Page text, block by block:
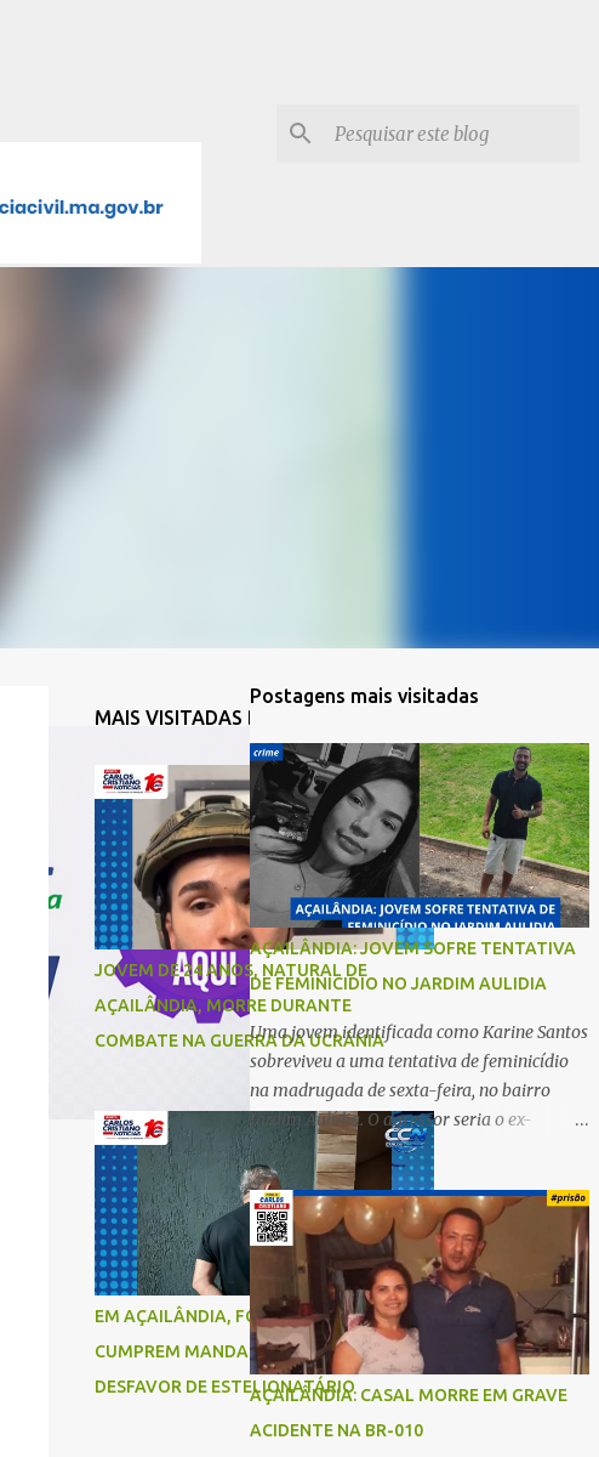
MAIS VISITADAS DA SEMANA
JOVEM DE 24 ANOS, NATURAL DE
AÇAILÂNDIA, MORRE DURANTE
COMBATE NA GUERRA DA UCRÂNIA
EM AÇAILÂNDIA, FORÇAS DE SEGURANÇA
CUMPREM MANDADO DE PRISÃO EM
DESFAVOR DE ESTELIONATÁRIO
Postagens mais visitadas
AÇAILÂNDIA: JOVEM SOFRE TENTATIVA
DE FEMINICIDIO NO JARDIM AULIDIA
Uma jovem identificada como Karine Santos
sobreviveu a uma tentativa de feminicídio
na madrugada de sexta-feira, no bairro
Jardim Aulídia. O agressor seria o ex-
companheiro, com quem manteve um
relacionamento de quase três anos e com
quem tem uma filha. Segundo Karine,
durante todo o dia anterior, o suspeito
enviou mensagens insistindo para reatar o
relacionamento, mas ela deixou claro que
não queria. Naquela noite, a vítima recebeu
o convite de um amigo para ir a uma festa.
Ao chegar ao local, percebeu que o ex
também estava presente, mas permaneceu
tranquila durante todo o evento. O ataque
AÇAILÂNDIA: CASAL MORRE EM GRAVE
ACIDENTE NA BR-010